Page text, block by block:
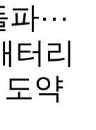
···
터리
약